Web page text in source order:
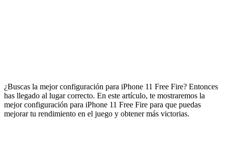
¿Buscas la mejor configuración para iPhone 11 Free Fire? Entonces
has llegado al lugar correcto. En este artículo, te mostraremos la
mejor configuración para iPhone 11 Free Fire para que puedas
mejorar tu rendimiento en el juego y obtener más victorias.